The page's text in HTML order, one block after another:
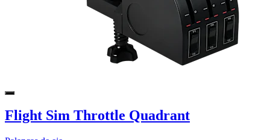
Flight Sim Throttle Quadrant